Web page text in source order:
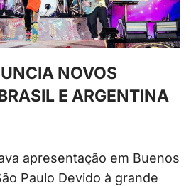
NOVOS
E ARGENTINA
apresentação em Buenos
Paulo Devido à grande